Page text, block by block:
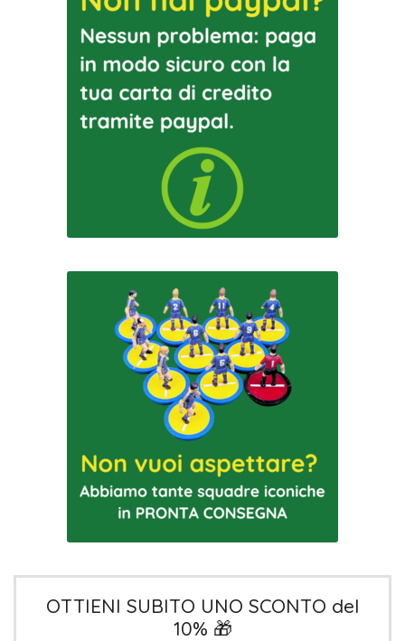
OTTIENI SUBITO UNO SCONTO del
10% 🎁